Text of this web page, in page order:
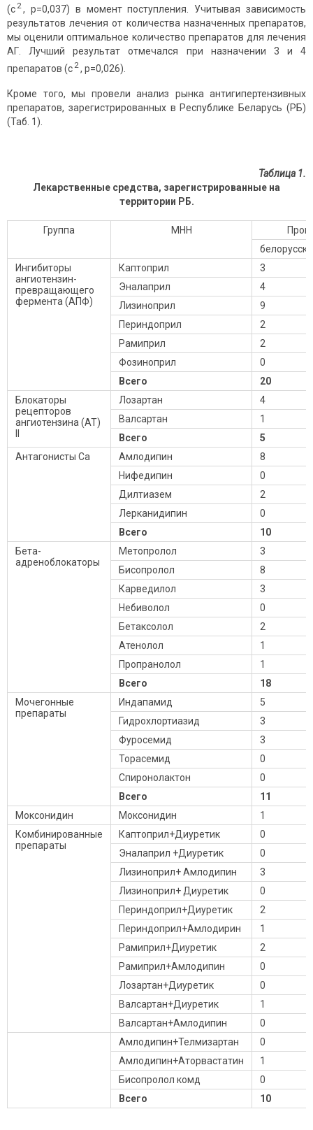
(c 2, р=0,037) в момент поступления. Учитывая зависимость
результатов лечения от количества назначенных препаратов,
мы оценили оптимальное количество препаратов для лечения
АГ. Лучший результат отмечался при назначении 3 и 4
препаратов (c 2 , р=0,026).
Кроме того, мы провели анализ рынка антигипертензивных
препаратов, зарегистрированных в Республике Беларусь (РБ)
(Таб. 1).
Таблица 1.
Лекарственные средства, зарегистрированные на
территории РБ.
Группа МНН
Ингибиторы
ангиотензин-
превращающего
фермента (АПФ)
Каптоприл
3
Эналаприл
4
Лизиноприл
9
Периндоприл
2
Рамиприл
2
Фозиноприл
0
Всего
20
Блокаторы
рецепторов
ангиотензина (АТ)
Лозартан
4
Валсартан
1
Всего
5
Антагонисты Ca
Амлодипин
8
Нифедипин
0
Дилтиазем
2
Лерканидипин
0
Всего
10
Бета-
адреноблокаторы
Метопролол
3
Бисопролол
8
Карведилол
3
Небиволол
0
Бетаксолол
2
Атенолол
1
Пропранолол
1
Всего
18
Мочегонные
препараты
Индапамид
5
Гидрохлортиазид
3
Фуросемид
3
Торасемид
0
Спиронолактон
0
Всего
11
Моксонидин
Моксонидин
1
Комбинированные
препараты
Каптоприл+Диуретик
0
Эналаприл +Диуретик
0
Лизиноприл+ Амлодипин
3
Лизиноприл+ Диуретик
0
Периндоприл+Диуретик
2
Периндоприл+Амлодирин
1
Рамиприл+Диуретик
2
Рамиприл+Амлодипин
0
Лозартан+Диуретик
0
Валсартан+Диуретик
1
Валсартан+Амлодипин
0
Амлодипин+Телмизартан
0
Амлодипин+Аторвастатин
1
Бисопролол комд
0
Всего
10